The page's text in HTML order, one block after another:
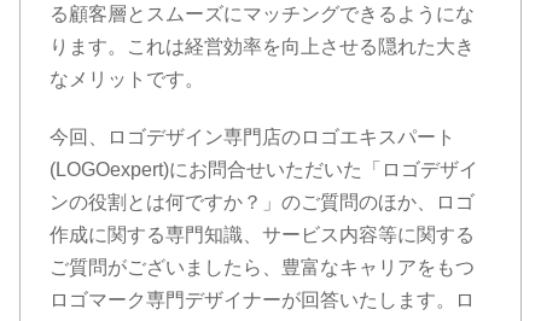
る顧客層とスムーズにマッチングできるようにな
ります。これは経営効率を向上させる隠れた大き
なメリットです。
今回、ロゴデザイン専門店のロゴエキスパート
(LOGOexpert)にお問合せいただいた「ロゴデザイ
ンの役割とは何ですか？」のご質問のほか、ロゴ
作成に関する専門知識、サービス内容等に関する
ご質問がございましたら、豊富なキャリアをもつ
ロゴマーク専門デザイナーが回答いたします。ロ